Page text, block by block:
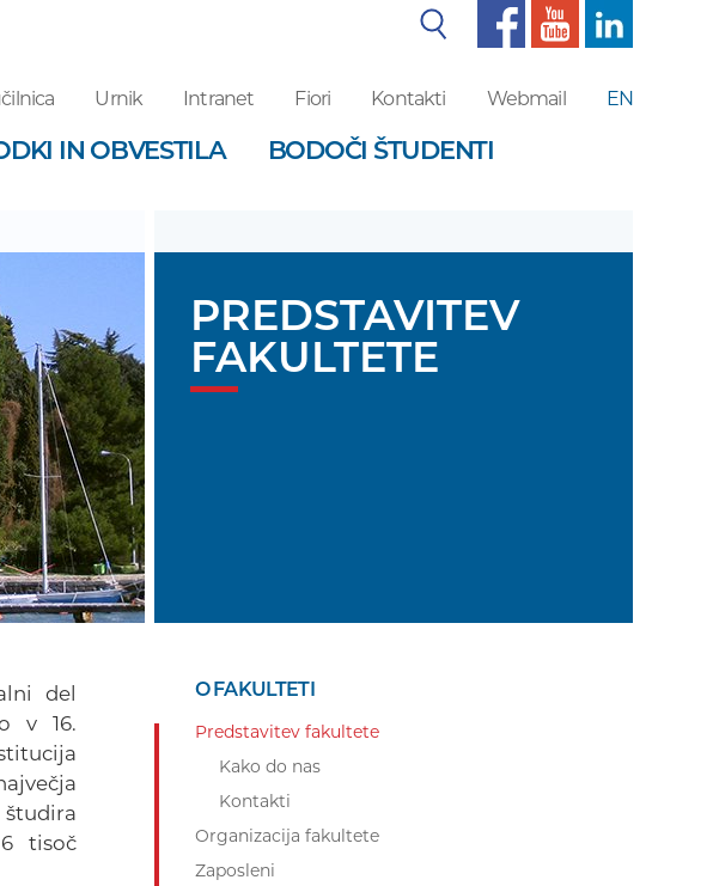
Iskalnik
Urnik Intranet Fiori Kontakti Webmail EN
IN OBVESTILA
BODOČI ŠTUDENTI
PREDSTAVITEV
FAKULTETE
del
v 16.
tisoč
O FAKULTETI
Predstavitev fakultete
Kako do nas
Kontakti
Organizacija fakultete
Zaposleni